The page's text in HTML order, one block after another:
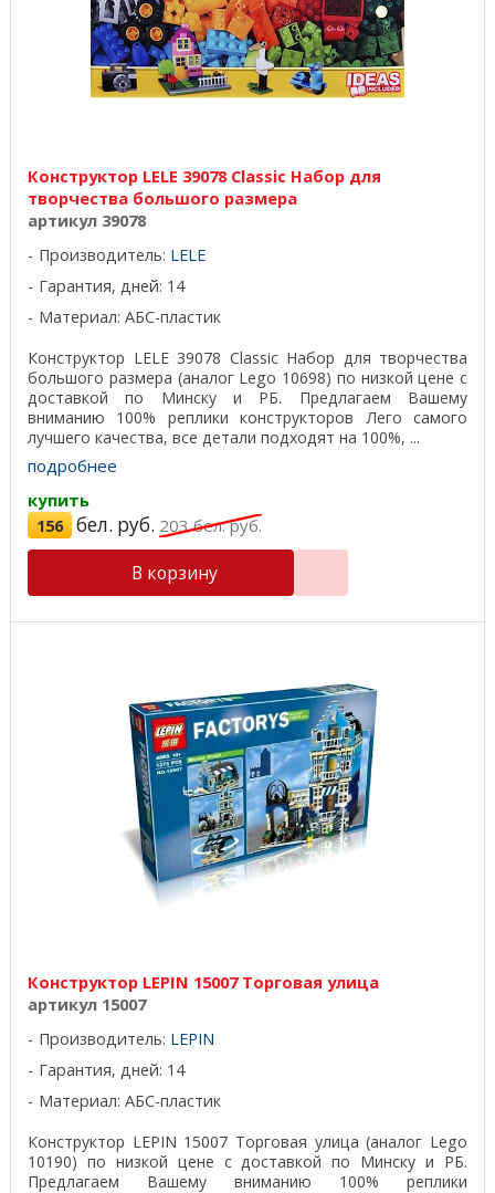
Конструктор LELE 39078 Classic Набор для
творчества большого размера
артикул 39078
Производитель: LELE
Гарантия, дней: 14
Материал: АБС-пластик
Конструктор LELE 39078 Classic Набор для творчества
большого размера (аналог Lego 10698) по низкой цене с
доставкой по Минску и РБ. Предлагаем Вашему
вниманию 100% реплики конструкторов Лего самого
лучшего качества, все детали подходят на 100%, ...
подробнее
купить
156 бел. руб. 203бел. руб.
В корзину
Конструктор LEPIN 15007 Торговая улица
артикул 15007
Производитель: LEPIN
Гарантия, дней: 14
Материал: АБС-пластик
Конструктор LEPIN 15007 Торговая улица (аналог Lego
10190) по низкой цене с доставкой по Минску и РБ.
Предлагаем Вашему вниманию 100% реплики